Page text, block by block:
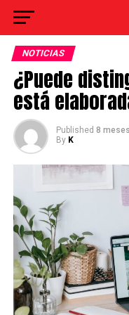
NOTICIAS
¿Puede
está
Published 8
By K